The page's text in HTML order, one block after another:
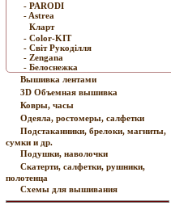
- PARODI
- Astrea
Кларт
- Color-KIT
- Cвiт Рукодiлля
- Zengana
- Белоснежка
Вышивка лентами
3D Объемная вышивка
Ковры, часы
Одеяла, ростомеры, салфетки
Подстаканники, брелоки, магниты,
сумки и др.
Подушки, наволочки
Скатерти, салфетки, рушники,
полотенца
Схемы для вышивания